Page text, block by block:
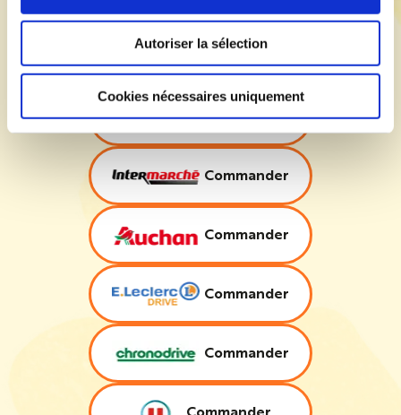
Autoriser la sélection
Cookies nécessaires uniquement
Disponible chez nos
distributeurs
Commander
Commander
Commander
Commander
Commander